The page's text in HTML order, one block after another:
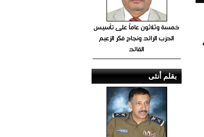
خمسة وثلاثون عاماً على تأسيس
الحزب الرائد ونجاح فكر الزعيم
القائد
بقلم أنثى